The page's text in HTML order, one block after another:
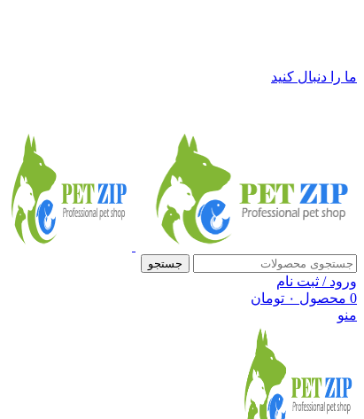
ما را دنبال کنید
جستجو
ورود / ثبت نام
0 محصول ۰ تومان
منو